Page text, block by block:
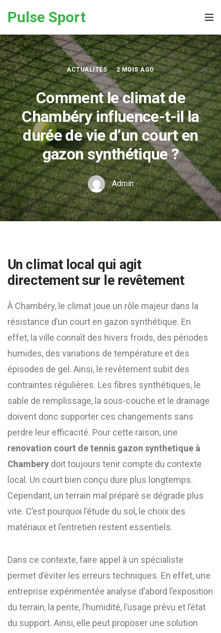
Pulse Sport
ACTUALITÉS 2 MOIS AGO
Comment le climat de
Chambéry influence-t-il la
durée de vie d’un court en
gazon synthétique ?
Admin
Un climat local qui agit
directement sur le revêtement
À Chambéry, le climat joue un rôle majeur dans la
résistance d’un court en gazon synthétique. En
effet, la ville connaît des hivers froids, des périodes
humides, des variations de température et des
épisodes de gel. Ainsi, le revêtement subit des
contraintes régulières. Les fibres synthétiques, le
sable de remplissage, la sous-couche et le drainage
doivent donc supporter ces changements sans
perdre leur efficacité. Pour cette raison, une
renovation court de tennis gazon synthetique à
Chambery doit toujours tenir compte du contexte
local. Un court bien conçu dure plus longtemps.
Cependant, un terrain mal préparé se dégrade plus
vite. C’est pourquoi l’étude du sol, le choix des
matériaux et l’entretien restent essentiels.
Dans ce contexte, faire appel à un spécialiste
permet d’éviter les erreurs techniques. En effet, une
entreprise expérimentée analyse d’abord l’exposition
du terrain, la pente, l’humidité, l’usage prévu et l’état
du support. Ainsi, elle peut proposer une solution